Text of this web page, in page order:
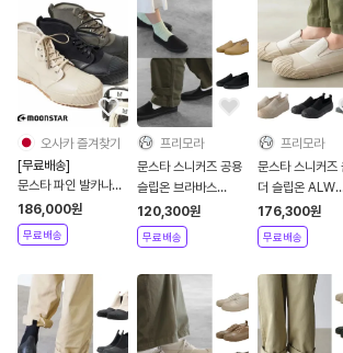
오사카 즐겨찾기
[무료배송]
문스타 파인 발카나이
즈 올웨더 RF 가죽 신
발 3컬러
186,000원
무료배송
프리모라
문스타 스니커즈 공용
슬립온 브라바스
BRAVAS
120,300원
무료배송
프리모라
문스타 스니커즈
더 슬립온 ALW
SLIPON
176,300원
무료배송